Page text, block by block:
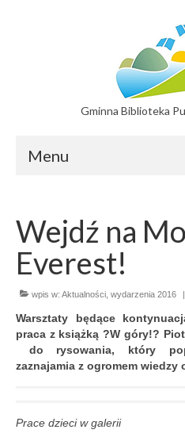
Gminna Biblioteka
Menu
Filia w Bujakowie
Filia w Czańcu
Filia w Kobiernicach
Katalog On-line
Aktualności
wydarzenia 2021
Wejdź na
Everest!
wpis w: Aktualności wydarzenia 2016 |
Warsztaty będące
praca z książką ?W góry!?
do rysowania, który
zaznajamia z ogromem wiedzy
Prace dzieci w galerii